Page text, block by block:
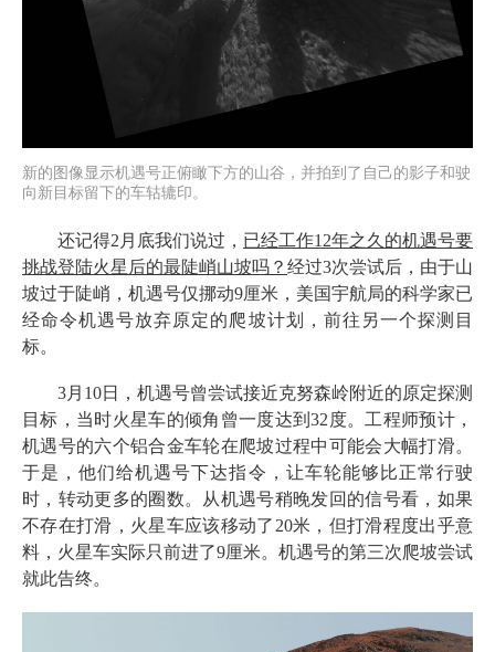
新的图像显示机遇号正俯瞰下方的山谷，并拍到了自己的影子和驶
向新目标留下的车轱辘印。
还记得2月底我们说过， 已经工作12年之久的机遇号要
挑战登陆火星后的最陡峭山坡吗？ 经过3次尝试后，由于山
坡过于陡峭，机遇号仅挪动9厘米，美国宇航局的科学家已
经命令机遇号放弃原定的爬坡计划，前往另一个探测目
标。
3月10日，机遇号曾尝试接近克努森岭附近的原定探测
目标，当时火星车的倾角曾一度达到32度。工程师预计，
机遇号的六个铝合金车轮在爬坡过程中可能会大幅打滑。
于是，他们给机遇号下达指令，让车轮能够比正常行驶
时，转动更多的圈数。从机遇号稍晚发回的信号看，如果
不存在打滑，火星车应该移动了20米，但打滑程度出乎意
料，火星车实际只前进了9厘米。机遇号的第三次爬坡尝试
就此告终。